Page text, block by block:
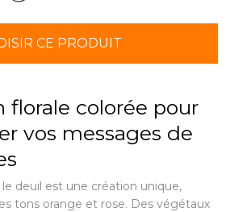
CE PRODUIT
florale colorée pour
vos messages de
deuil est une création unique,
tons orange et rose. Des végétaux